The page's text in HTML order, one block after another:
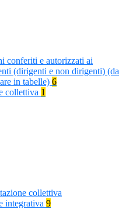
conferiti e autorizzati ai
(dirigenti e non dirigenti) (da
in tabelle) 6
collettiva 1
collettiva
integrativa 9